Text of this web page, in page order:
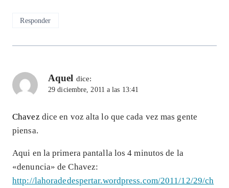
Responder
Aquel dice:
29 diciembre, 2011 a las 13:41
Chavez dice en voz alta lo que cada vez mas gente
piensa.
Aqui en la primera pantalla los 4 minutos de la
«denuncia» de Chavez:
http://lahoradedespertar.wordpress.com/2011/12/29/ch